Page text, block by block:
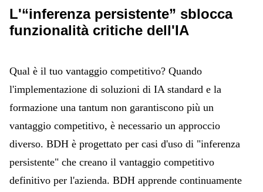
L'“inferenza persistente” sblocca
funzionalità critiche dell'IA
Qual è il tuo vantaggio competitivo? Quando
l'implementazione di soluzioni di IA standard e la
formazione una tantum non garantiscono più un
vantaggio competitivo, è necessario un approccio
diverso. BDH è progettato per casi d'uso di "inferenza
persistente" che creano il vantaggio competitivo
definitivo per l'azienda. BDH apprende continuamente